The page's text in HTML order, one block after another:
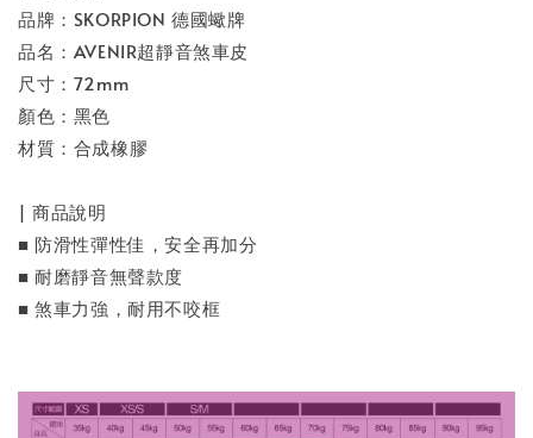
品牌：SKORPION 德國蠍牌
品名：AVENIR超靜音煞車皮
尺寸：72mm
顏色：黑色
材質：合成橡膠
| 商品說明
■ 防滑性彈性佳，安全再加分
■ 耐磨靜音無聲款度
■ 煞車力強，耐用不咬框